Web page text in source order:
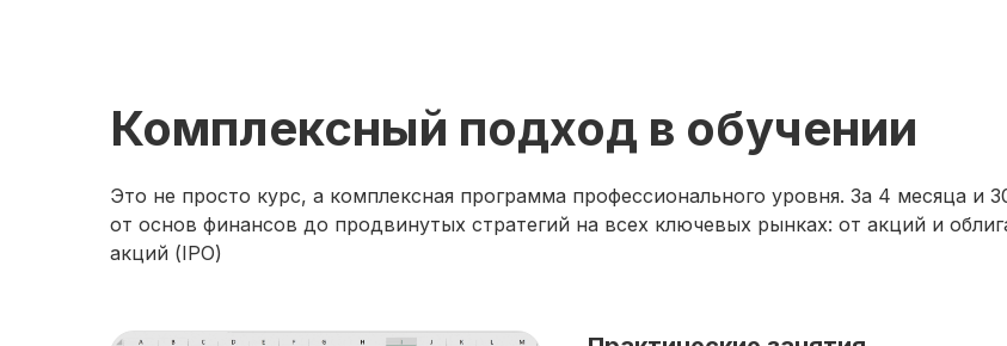
Комплексный подход в обучении
Это не просто курс, а комплексная программа профессионального уровня. За 4 месяца и
от основ финансов до продвинутых стратегий на всех ключевых рынках: от акций и
акций (IPO)